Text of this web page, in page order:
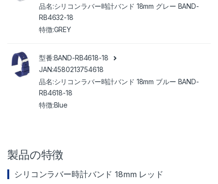
シリコンラバー時計バンド 18mm グレー BAND-
RB4632-18
GREY
BAND-RB4618-18
4580213754618
シリコンラバー時計バンド 18mm ブルー BAND-
RB4618-18
Blue
製品の特徴
シリコンラバー時計バンド 18mm レッド